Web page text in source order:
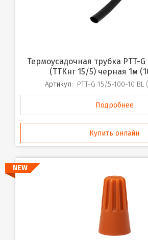
Термоусадочная трубка PTT-G 15/5-100-10 BL
(ТТКнг 15/5) черная 1м
Артикул: PTT-G 15/5-100-10 BL
Подробнее
Купить онлайн
NEW